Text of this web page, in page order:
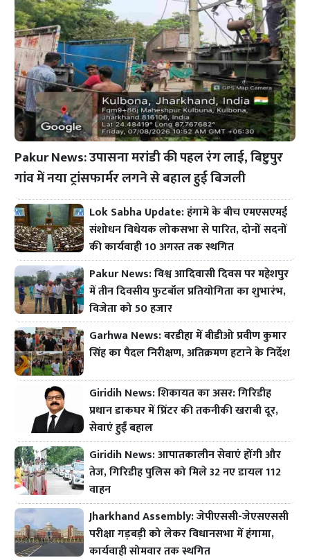
Pakur News: उपासना मरांडी की पहल रंग लाई, बिष्टुपुर
गांव में नया ट्रांसफार्मर लगने से बहाल हुई बिजली
Lok Sabha Update: हंगामे के बीच एमएसएमई
संशोधन विधेयक लोकसभा से पारित, दोनों सदनों
की कार्यवाही 10 अगस्त तक स्थगित
Pakur News: विश्व आदिवासी दिवस पर महेशपुर
में तीन दिवसीय फुटबॉल प्रतियोगिता का शुभारंभ,
विजेता को 50 हजार
Garhwa News: बरडीहा में बीडीओ प्रवीण कुमार
सिंह का पैदल निरीक्षण, अतिक्रमण हटाने के निर्देश
Giridih News: शिकायत का असर: गिरिडीह
प्रधान डाकघर में प्रिंटर की तकनीकी खराबी दूर,
सेवाएं हुईं बहाल
Giridih News: आपातकालीन सेवाएं होंगी और
तेज, गिरिडीह पुलिस को मिले 32 नए डायल 112
वाहन
Jharkhand Assembly: जेपीएससी-जेएसएससी
परीक्षा गड़बड़ी को लेकर विधानसभा में हंगामा,
कार्यवाही सोमवार तक स्थगित